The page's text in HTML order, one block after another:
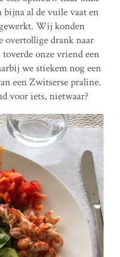
al de vuile vaat en
Wij konden
overtollige drank naar
onze vriend een
we stiekem nog een
een Zwitserse praline.
voor iets, nietwaar?